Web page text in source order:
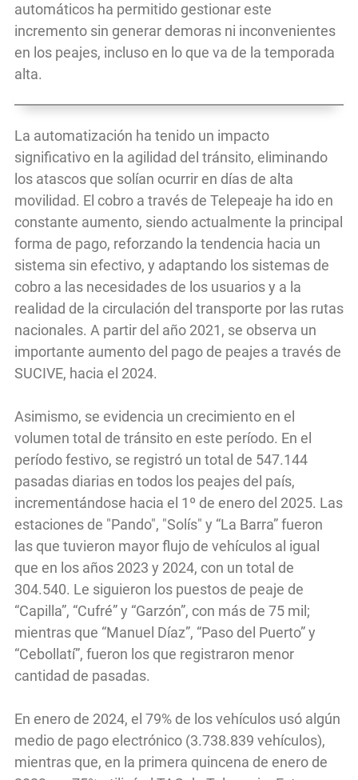
automáticos ha permitido gestionar este
incremento sin generar demoras ni inconvenientes
en los peajes, incluso en lo que va de la temporada
alta.
La automatización ha tenido un impacto
significativo en la agilidad del tránsito, eliminando
los atascos que solían ocurrir en días de alta
movilidad. El cobro a través de Telepeaje ha ido en
constante aumento, siendo actualmente la principal
forma de pago, reforzando la tendencia hacia un
sistema sin efectivo, y adaptando los sistemas de
cobro a las necesidades de los usuarios y a la
realidad de la circulación del transporte por las rutas
nacionales. A partir del año 2021, se observa un
importante aumento del pago de peajes a través de
SUCIVE, hacia el 2024.
Asimismo, se evidencia un crecimiento en el
volumen total de tránsito en este período. En el
período festivo, se registró un total de 547.144
pasadas diarias en todos los peajes del país,
incrementándose hacia el 1º de enero del 2025. Las
estaciones de "Pando", "Solís" y “La Barra” fueron
las que tuvieron mayor flujo de vehículos al igual
que en los años 2023 y 2024, con un total de
304.540. Le siguieron los puestos de peaje de
“Capilla”, “Cufré” y “Garzón”, con más de 75 mil;
mientras que “Manuel Díaz”, “Paso del Puerto” y
“Cebollatí”, fueron los que registraron menor
cantidad de pasadas.
En enero de 2024, el 79% de los vehículos usó algún
medio de pago electrónico (3.738.839 vehículos),
mientras que, en la primera quincena de enero de